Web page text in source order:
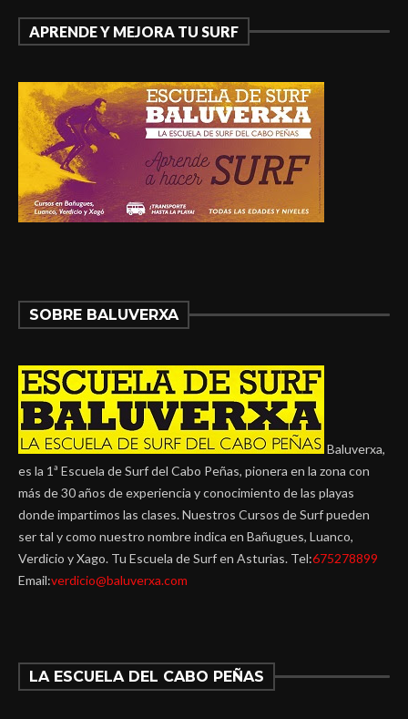
APRENDE Y MEJORA TU SURF
SOBRE BALUVERXA
Baluverxa,
es la 1ª Escuela de Surf del Cabo Peñas, pionera en la zona con
más de 30 años de experiencia y conocimiento de las playas
donde impartimos las clases. Nuestros Cursos de Surf pueden
ser tal y como nuestro nombre indica en Bañugues, Luanco,
Verdicio y Xago. Tu Escuela de Surf en Asturias. Tel:675278899
Email:verdicio@baluverxa.com
LA ESCUELA DEL CABO PEÑAS